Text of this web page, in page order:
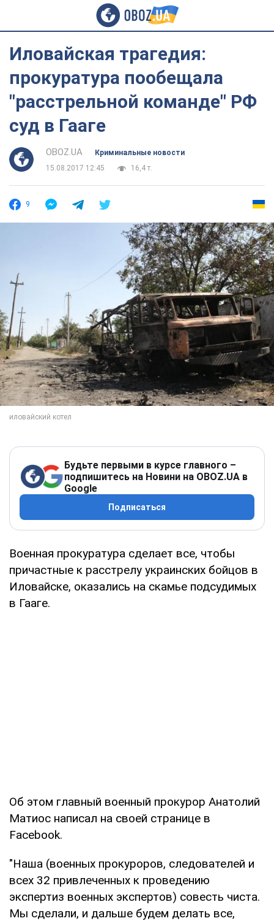
Иловайская трагедия:
прокуратура пообещала
"расстрельной команде" РФ
суд в Гааге
OBOZ.UA
Криминальные новости
15.08.2017 12:45
16,4 т.
9
Будьте первыми в курсе главного –
подпишитесь на Новини на OBOZ.UA в
Google
Подписаться
Военная прокуратура сделает все, чтобы
причастные к расстрелу украинских бойцов в
Иловайске, оказались на скамье подсудимых
в Гааге.
Об этом главный военный прокурор Анатолий
Матиос написал на своей странице в
Facebook.
"Наша (военных прокуроров, следователей и
всех 32 привлеченных к проведению
экспертиз военных экспертов) совесть чиста.
Мы сделали, и дальше будем делать все,